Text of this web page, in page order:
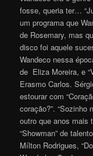
fosse, queria ter…
um programa que
de Rosemary, mas
disco foi aquele
Wandeco nessa
de Eliza Moreira, e
Erasmo Carlos.
estourar com
coração?”. “Sozinho
outro que anos mais
“Showman” de
Mílton Rodrigues,